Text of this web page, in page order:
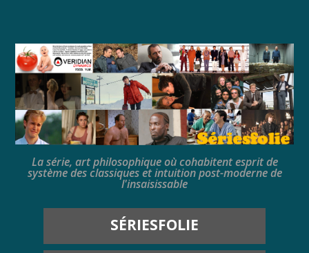
La série, art philosophique où cohabitent esprit de
système des classiques et intuition post-moderne de
l'insaisissable
SÉRIESFOLIE